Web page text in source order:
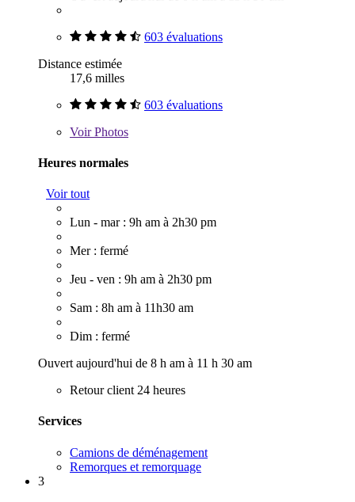
603 évaluations
Distance estimée
17,6 milles
603 évaluations
VoirPhotos
Heures normales
Voir tout
Lun - mar : 9h am à 2h30 pm
Mer : fermé
Jeu - ven : 9h am à 2h30 pm
Sam : 8h am à 11h30 am
Dim : fermé
Ouvert aujourd'hui de 8 h am à 11 h 30 am
Retour client 24 heures
Services
Camions de déménagement
Remorques et remorquage
3